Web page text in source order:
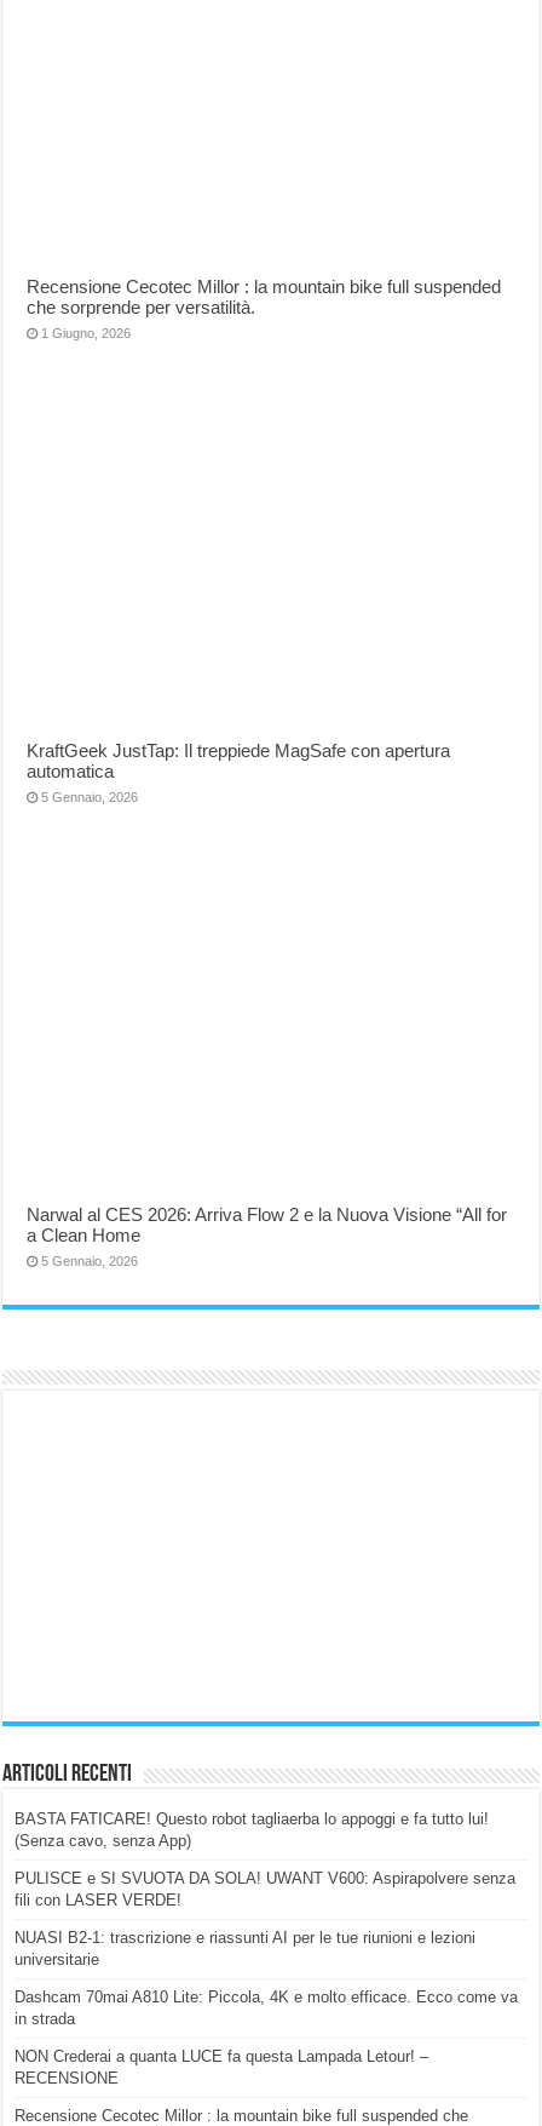
Recensione Cecotec Millor : la mountain bike full suspended
che sorprende per versatilità.
1 Giugno, 2026
KraftGeek JustTap: Il treppiede MagSafe con apertura
automatica
5 Gennaio, 2026
Narwal al CES 2026: Arriva Flow 2 e la Nuova Visione “All for
a Clean Home
5 Gennaio, 2026
Articoli Recenti
BASTA FATICARE! Questo robot tagliaerba lo appoggi e fa tutto lui!
(Senza cavo, senza App)
PULISCE e SI SVUOTA DA SOLA! UWANT V600: Aspirapolvere senza
fili con LASER VERDE!
NUASI B2-1: trascrizione e riassunti AI per le tue riunioni e lezioni
universitarie
Dashcam 70mai A810 Lite: Piccola, 4K e molto efficace. Ecco come va
in strada
NON Crederai a quanta LUCE fa questa Lampada Letour! –
RECENSIONE
Recensione Cecotec Millor : la mountain bike full suspended che